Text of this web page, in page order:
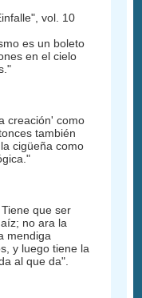
vol. 10
es un boleto
en el cielo
creación' como
también
cigüeña como
que ser
no ara la
mendiga
y luego tiene la
al que da".